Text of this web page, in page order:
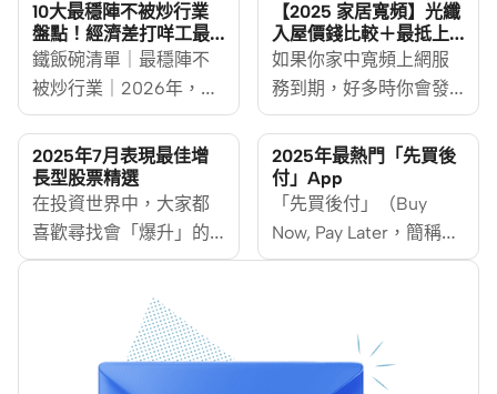
10大最穩陣不被炒行業
盤點！經濟差打咩工最
穩定？
鐵飯碗清單｜最穩陣不
被炒行業｜2026年，香
港經濟正面臨多重挑
戰，受全球貿易緊張局
勢、內地經濟放緩及本
地消費模式轉變影響。
早前就有網民在討論區
上盤點除了政府工外的
MoneyHero再結合其他
市場趨勢分析，為你整
理出10大最穩陣不被炒
【2025 家居寬頻】光纖
入屋價錢比較＋最抵上
網方案
如果你家中寬頻上網服
務到期，好多時你會發
現，無論係什麼服務供
應商，即使你係舊客
戶，如果自動續約，價
錢都可能比新客戶更
貴！好多服務供應商係
看準舊客戶唔想煩嘅心
多朋友都嫌太麻煩，續
約算數！不過，上網幾
2025年7月表現最佳增
長型股票精選
在投資世界中，大家都
喜歡尋找會「爆升」的
股票，也就是我們常說
股」。這些公司的特點
是發展速度快，有潛力
為你帶來豐厚的回報。
2025年最熱門「先買後
付」App
「先買後付」（Buy
Now, Pay Later，簡稱
BNPL）近年成為全球新
慢付款」的BNPL支付方
式讓消費者不用申請信